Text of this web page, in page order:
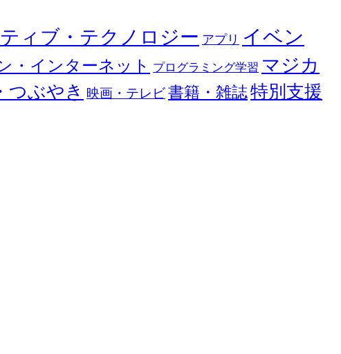
ィブ・テクノロジー アプリ イベン
・インターネット プログラミング学習 マジカ
つぶやき 映画・テレビ書籍・雑誌特別支援